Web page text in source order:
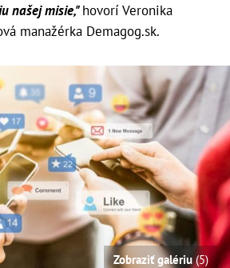
našej misie,"hovorí Veronika
manažérka Demagog.sk.
Zobraziť galériu(5)